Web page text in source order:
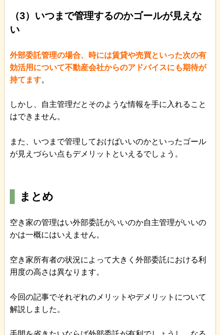
（3）いつまで管理するのかゴールが見えな
い
外部委託管理の場合、時には賃貸や売買といった次の有
効活用について不動産会社からのアドバイスにも期待が
持てます。
しかし、自主管理だとそのような情報を手に入れること
はできません。
また、いつまで管理しておけばいいのかといったゴール
が見えづらい点もデメリットといえるでしょう。
まとめ
空き家の管理はい外部委託がいいのか自主管理がいいの
かは一概にはいえません。
空き家所有者の状況によって大きく外部委託における利
用度の高さは異なります。
今回の記事でそれぞれのメリットやデメリットについて
解説しました。